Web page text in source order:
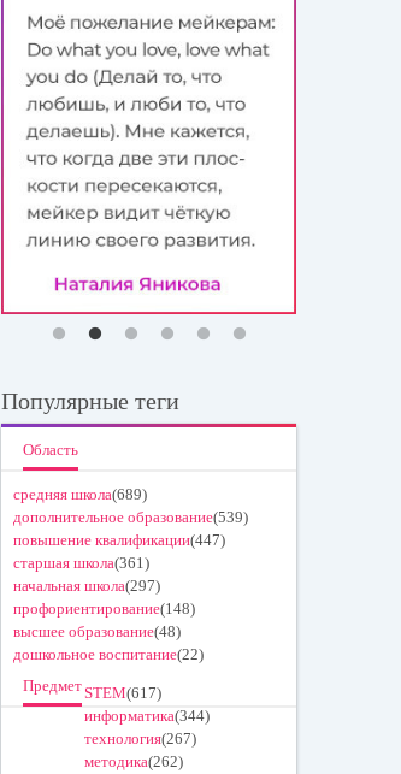
Популярные теги
Область
средняя школа(689)
дополнительное образование(539)
повышение квалификации(447)
старшая школа(361)
начальная школа(297)
профориентирование(148)
высшее образование(48)
дошкольное воспитание(22)
ПредметSTEM(617)
информатика(344)
технология(267)
методика(262)